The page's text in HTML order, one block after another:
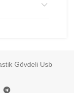
Gövdeli Usb